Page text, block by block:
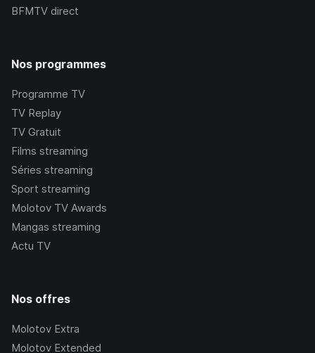
BFMTV direct
Nos programmes
Programme TV
TV Replay
TV Gratuit
Films streaming
Séries streaming
Sport streaming
Molotov TV Awards
Mangas streaming
Actu TV
Nos offres
Molotov Extra
Molotov Extended